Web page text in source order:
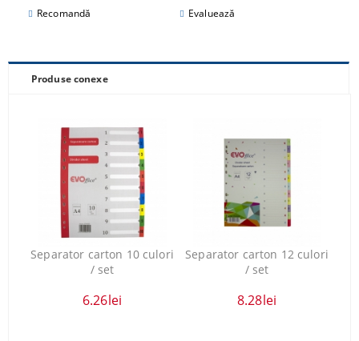
Recomandă Evaluează
Produse conexe
Separator carton 10 culori
/ set
6.26lei
Separator carton 12 culori
/ set
8.28lei